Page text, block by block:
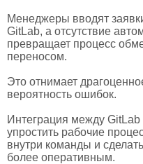
Менеджеры вводят
GitLab, а отсутствие
превращает процесс
переносом.
Это отнимает
вероятность ошибок.
Интеграция между GitLab
упростить рабочие
внутри команды и
более оперативным.